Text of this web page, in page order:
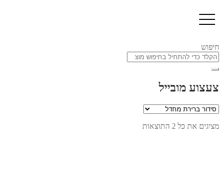
חיפוש
צעצוע מובייל
מציגים את כל ⁦2⁩ התוצאות